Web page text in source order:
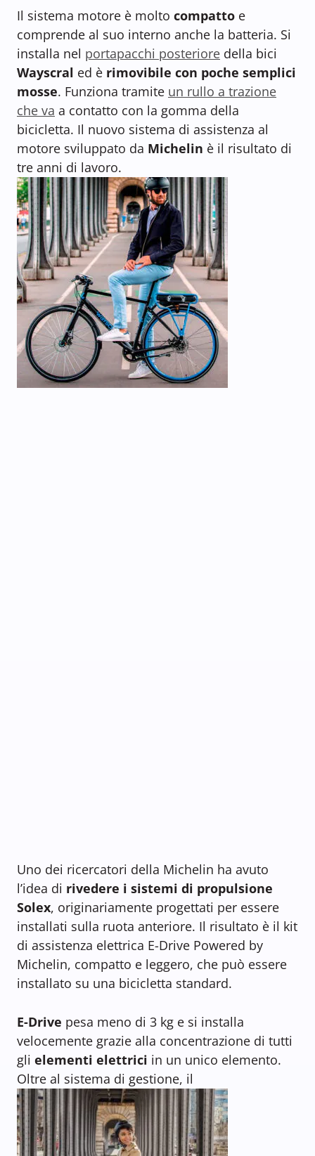
Il sistema motore è molto compatto e
comprende al suo interno anche la batteria. Si
installa nel portapacchi posteriore della bici
Wayscral ed è rimovibile con poche semplici
mosse. Funziona tramite un rullo a trazione
che va a contatto con la gomma della
bicicletta. Il nuovo sistema di assistenza al
motore sviluppato da Michelin è il risultato di
tre anni di lavoro.
Uno dei ricercatori della Michelin ha avuto
l’idea di rivedere i sistemi di propulsione
Solex, originariamente progettati per essere
installati sulla ruota anteriore. Il risultato è il kit
di assistenza elettrica E-Drive Powered by
Michelin, compatto e leggero, che può essere
installato su una bicicletta standard.
E-Drive pesa meno di 3 kg e si installa
velocemente grazie alla concentrazione di tutti
gli elementi elettrici in un unico elemento.
Oltre al sistema di gestione, il